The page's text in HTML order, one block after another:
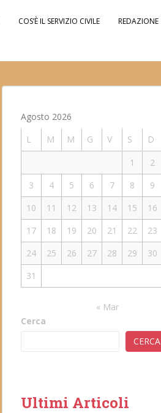
COS’È IL SERVIZIO CIVILE REDAZIONE
Agosto 2026
L
M M G V S
D
1
2
3
4 5 6 7 8
9
10
11 12 13 14 15
16
17
18 19 20 21 22
23
24
25 26 27 28 29
30
31
« Mar
Cerca
CERCA
Ultimi Articoli